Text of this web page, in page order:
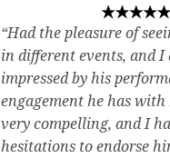
“Had the pleasure of
in different events, and I
impressed by his
engagement he has
very compelling, and I
hesitations to endorse